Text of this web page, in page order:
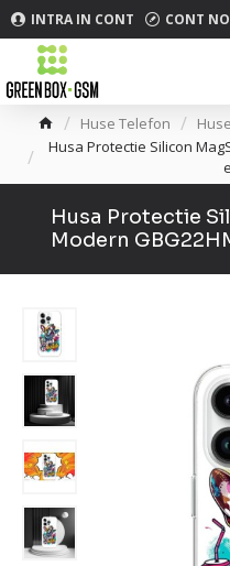
INTRA IN CONT CONT
Huse Telefon
Husa Protectie Silicon
Husa Protectie
Modern